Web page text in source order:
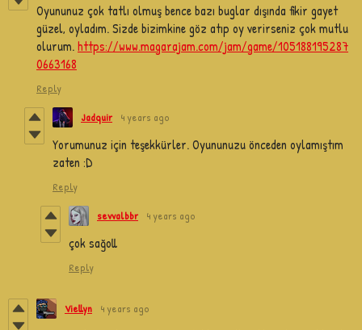
Oyununuz çok tatlı olmuş bence bazı buglar dışında fikir gayet
güzel, oyladım. Sizde bizimkine göz atıp oy verirseniz çok mutlu
olurum.https://www.magarajam.com/jam/game/105188195287
0663168
Reply
Jadquir 4 years ago
Yorumunuz için teşekkürler. Oyununuzu önceden oylamıştım
zaten :D
Reply
sevvalbbr 4 years ago
çok sağoll
Reply
Viellyn 4 years ago